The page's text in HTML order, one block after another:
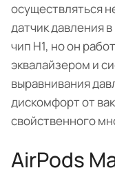
осуществляться
датчик давления
чип H1, но он
эквалайзером и
выравнивания
дискомфорт от
свойственного
AirPods